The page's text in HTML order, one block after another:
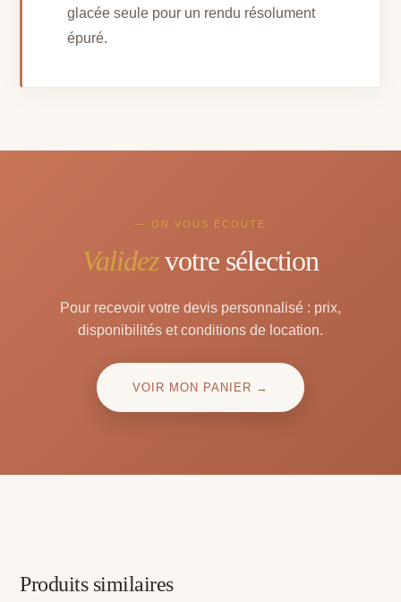
glacée seule pour un rendu résolument
épuré.
— ON VOUS ÉCOUTE
Validezvotre sélection
Pour recevoir votre devis personnalisé : prix,
disponibilités et conditions de location.
VOIR MON PANIER →
Produits similaires